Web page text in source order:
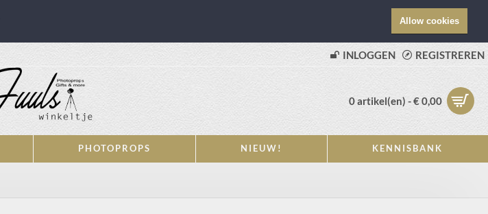
INLOGGEN REGISTREREN
0 artikel(en) - € 0,00
PHOTOPROPS NIEUW! KENNISBANK
Allow cookies